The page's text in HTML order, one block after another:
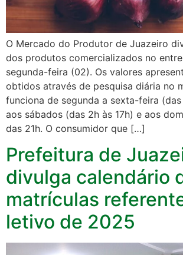
O Mercado do Produtor de Juazeiro
dos produtos comercializados no
segunda-feira (02). Os valores
obtidos através de pesquisa diária no
funciona de segunda a sexta-feira
aos sábados (das 2h às 17h) e aos
das 21h. O consumidor que […]
Prefeitura de
divulga calendário
matrículas
letivo de 2025